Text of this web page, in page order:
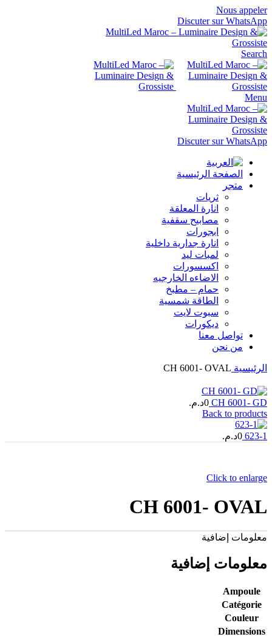
Nous appeler
Discuter sur WhatsApp
Search
Menu
Discuter sur WhatsApp
الصفحة الرئيسية
متجر
ثريات
انارة المعلقة
مصابيح سقفية
ابجورات
انارة جدارية داخلية
لمبات ليد
اكسسورات
الاضاءه الخارجیه
حمام – مطبخ
الطاقة شمسية
سبوت لايت
ديكورات
تواصل معنا
من نحن
الرئيسية CH 6001- OVAL
CH 6001- GD
0د.م.
Back to products
623-1
0د.م.
Click to enlarge
CH 6001- OVAL
معلومات إضافية
معلومات إضافية
Ampoule
Catégorie
Couleur
Dimensions